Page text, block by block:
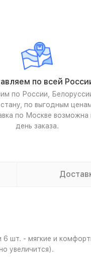
по всей
по России,
по выгодным
по Москве возможна
день заказа.
шт. - мягкие и
увеличится).